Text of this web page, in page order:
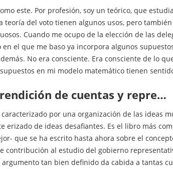
este. Por profesión, soy un teórico, que
teoría del voto tienen algunos usos, pero
Cuando me ocupo de la elección de las
en el que me baso ya incorpora algunos
No era consciente. Era consciente de lo
en mi modelo matemático tienen
rendición de cuentas y repre…
por una organización de las ideas
erizado de ideas desafiantes. Es el libro más
que se ha escrito hasta ahora sobre el
contribución al estudio del gobierno
tan bien definido da cabida a tantas